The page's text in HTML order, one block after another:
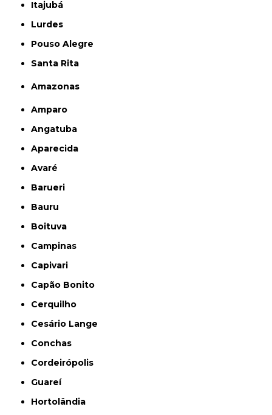
Itajubá
Lurdes
Pouso Alegre
Santa Rita
Amazonas
Amparo
Angatuba
Aparecida
Avaré
Barueri
Bauru
Boituva
Campinas
Capivari
Capão Bonito
Cerquilho
Cesário Lange
Conchas
Cordeirópolis
Guareí
Hortolândia